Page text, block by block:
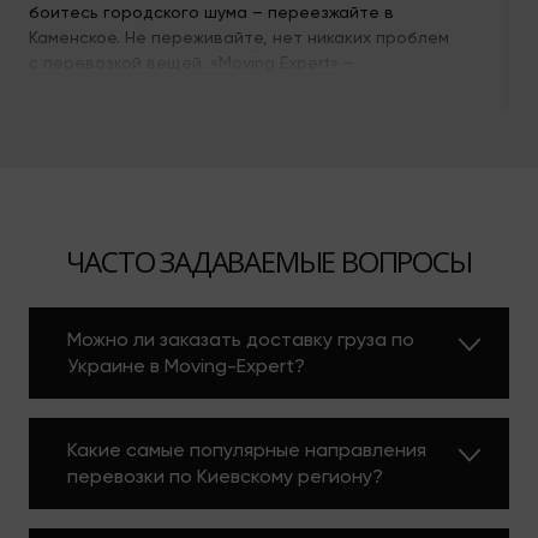
боитесь городского шума – переезжайте в
Каменское. Не переживайте, нет никаких проблем
ВЫБРАТЬ НАС
помогаем оформлять документы;
бережно производим погрузо/разгрузочные
работы;
соответственно характеристикам багажа
ЧАСТО ЗАДАВАЕМЫЕ ВОПРОСЫ
Можно ли заказать доставку груза по
Украине в Moving-Expert?
Какие самые популярные направления
перевозки по Киевскому региону?